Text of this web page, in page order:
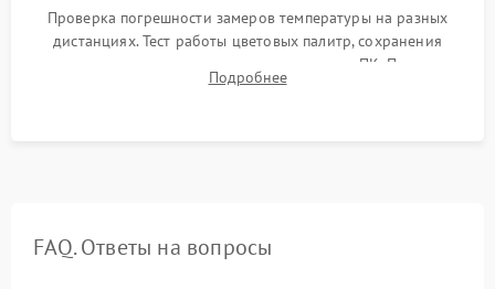
Проверка погрешности замеров температуры на разных
дистанциях. Тест работы цветовых палитр, сохранения
термограмм в память и передачи данных на ПК. Проверка
автономности работы и итоговый контроль качества.
Подробнее
FAQ. Ответы на вопросы